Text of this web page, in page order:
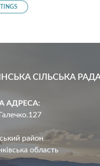
СІЛЬСЬКА
АДРЕСА:
район
область